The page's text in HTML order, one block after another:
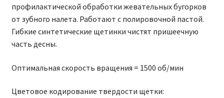
профилактической обработки жевательных бугорков
от зубного налета. Работают с полировочной пастой.
Гибкие синтетические щетинки чистят пришеечную
часть десны.
Оптимальная скорость вращения = 1500 об/мин
Цветовое кодирование твердости щетки: